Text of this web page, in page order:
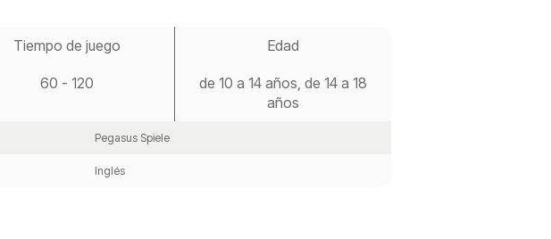
Tiempo de juego
60 - 120
Edad
de 10 a 14 años, de 14 a 18
años
Pegasus Spiele
Inglés